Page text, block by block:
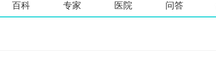
百科 专家 医院 问答